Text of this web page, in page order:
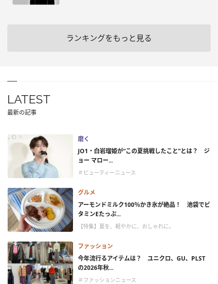
ランキングをもっと見る
LATEST
最新の記事
磨く
JO1・白岩瑠姫が“この夏挑戦したこと”とは？ ジ
ョー マロー...
＃ビューティーニュース
グルメ
アーモンドミルク100％かき氷が絶品！ 池袋でビ
タミンEたっぷ...
【特集】夏を、軽やかに、おしゃれに。
ファッション
今年流行るアイテムは？ ユニクロ、GU、PLST
の2026年秋...
＃ファッションニュース